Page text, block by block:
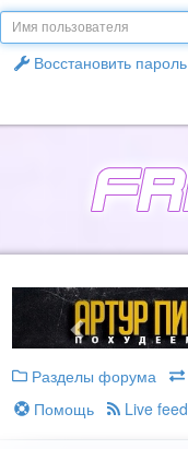
Email
Восстановить пароль
Разделы форума
Помощь
Live feed